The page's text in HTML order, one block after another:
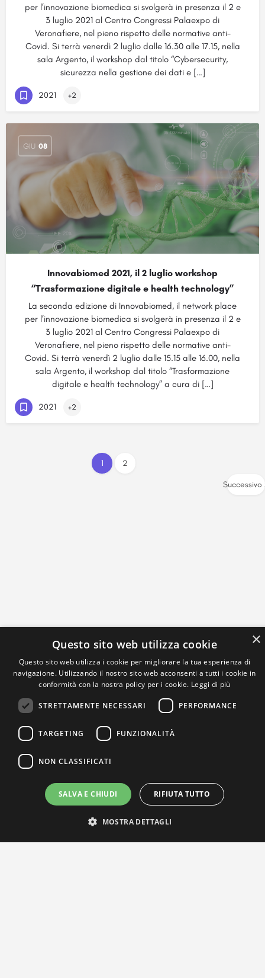
per l’innovazione biomedica si svolgerà in presenza il 2 e
3 luglio 2021 al Centro Congressi Palaexpo di
Veronafiere, nel pieno rispetto delle normative anti-
Covid. Si terrà venerdì 2 luglio dalle 16.30 alle 17.15, nella
sala Argento, il workshop dal titolo “Cybersecurity,
sicurezza nella gestione dei dati e […]
2021 +2
GIU 08
Innovabiomed 2021, il 2 luglio workshop
“Trasformazione digitale e health technology”
La seconda edizione di Innovabiomed, il network place
per l’innovazione biomedica si svolgerà in presenza il 2 e
3 luglio 2021 al Centro Congressi Palaexpo di
Veronafiere, nel pieno rispetto delle normative anti-
Covid. Si terrà venerdì 2 luglio dalle 15.15 alle 16.00, nella
sala Argento, il workshop dal titolo “Trasformazione
digitale e health technology” a cura di […]
2021 +2
1 2
Successivo
×
Questo sito web utilizza cookie
Questo sito web utilizza i cookie per migliorare la tua esperienza di
navigazione. Utilizzando il nostro sito web acconsenti a tutti i cookie in
conformità con la nostra policy per i cookie. Leggi di più
STRETTAMENTE NECESSARI PERFORMANCE
TARGETING FUNZIONALITÀ
NON CLASSIFICATI
SALVA E CHIUDI RIFIUTA TUTTO
MOSTRA DETTAGLI